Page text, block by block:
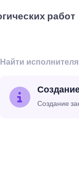
работ
Найти
Создание